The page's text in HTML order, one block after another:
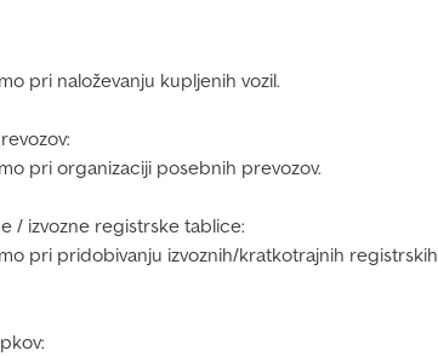
pri naloževanju kupljenih vozil.
pri organizaciji posebnih prevozov.
/ izvozne registrskе tablicе:
pri pridobivanju izvoznih/kratkotrajnih registrskih